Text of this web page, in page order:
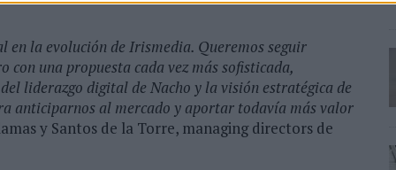
en la evolución de Irismedia. Queremos seguir
con una propuesta cada vez más sofisticada,
liderazgo digital de Nacho y la visión estratégica de
anticiparnos al mercado y aportar todavía más valor
y Santos de la Torre, managing directors de